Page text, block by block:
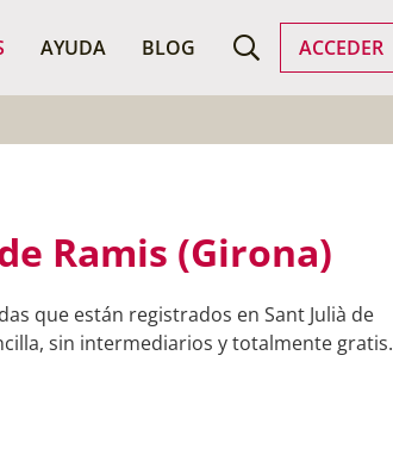
AYUDA BLOG ACCEDER
BUSCAR PROFESIONALES
Ramis (Girona)
que están registrados en Sant Julià de
sin intermediarios y totalmente gratis.